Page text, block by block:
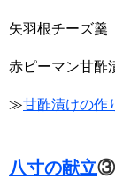
矢羽根チーズ羹
赤ピーマン甘酢
≫甘酢漬けの作
八寸の献立③